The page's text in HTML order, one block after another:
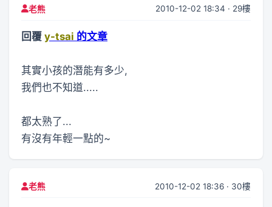
老熊 2010-12-02 18:34 · 29樓
回覆 y-tsai 的文章
其實小孩的潛能有多少,
我們也不知道.....
都太熟了...
有沒有年輕一點的~
老熊 2010-12-02 18:36 · 30樓